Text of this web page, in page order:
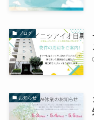
ブログ
お知らせ